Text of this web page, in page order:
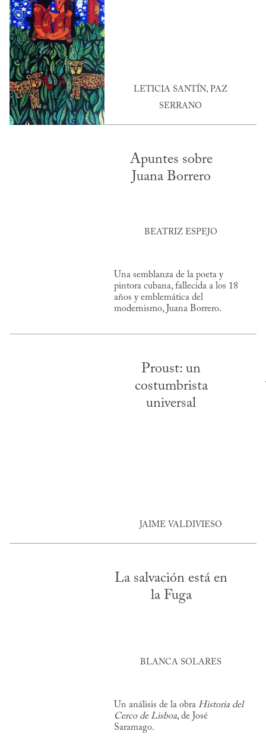
LETICIA SANTÍN, PAZ
SERRANO
Apuntes sobre
Juana Borrero
BEATRIZ ESPEJO
Una semblanza de la poeta y
pintora cubana, fallecida a los 18
años y emblemática del
modernismo, Juana Borrero.
Proust: un
costumbrista
universal
JAIME VALDIVIESO
La salvación está en
la Fuga
BLANCA SOLARES
Un análisis de la obra Historia del
Cerco de Lisboa, de José
Saramago.